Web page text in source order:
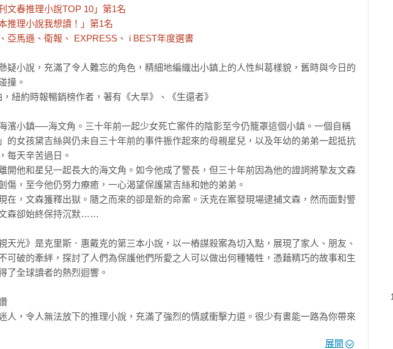
文春推理小說TOP 10」第1名
推理小說我想讀！」第1名
亞馬遜、衛報、 EXPRESS、 i BEST年度選書
疑小說，充滿了令人難忘的角色，精細地編織出小鎮上的人性糾葛樣貌，舊時與今日的
撞。
紐約時報暢銷榜作者，著有《大旱》、《生還者》
濱小鎮──海文角。三十年前一起少女死亡案件的陰影至今仍籠罩這個小鎮。一個自稱
」的女孩黛吉絲與仍未自三十年前的事件振作起來的母親星兒，以及年幼的弟弟一起抵抗
每天辛苦過日。
開他和星兒一起長大的海文角。如今他成了警長，但三十年前因為他的證詞將摯友文森
傷，至今他仍努力療癒，一心渴望保護黛吉絲和她的弟弟。
在，文森獲釋出獄。隨之而來的卻是新的命案。沃克在案發現場逮捕文森，然而面對警
森卻始終保持沉默……
天光》是克里斯．惠戴克的第三本小說，以一樁謀殺案為切入點，展現了家人、朋友、
可破的牽絆，探討了人們為保護他們所愛之人可以做出何種犧牲，憑藉精巧的故事和生
了全球讀者的熱烈迴響。
人，令人無法放下的推理小說，充滿了強烈的情感衝擊力道。很少有書能一路為你帶來
展開